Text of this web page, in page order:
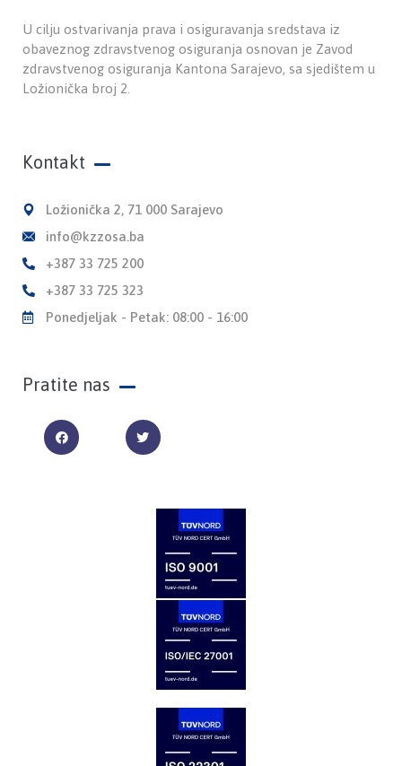
U cilju ostvarivanja prava i osiguravanja sredstava iz
obaveznog zdravstvenog osiguranja osnovan je Zavod
zdravstvenog osiguranja Kantona Sarajevo, sa sjedištem u
Ložionička broj 2.
Kontakt
Ložionička 2, 71 000 Sarajevo
info@kzzosa.ba
+387 33 725 200
+387 33 725 323
Ponedjeljak - Petak: 08:00 - 16:00
Pratite nas